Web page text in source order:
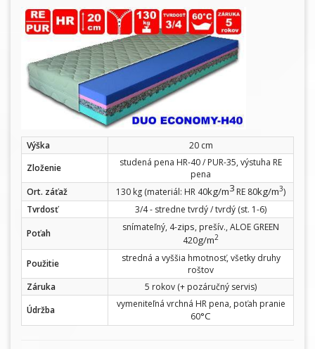
Výška
20 cm
Zloženie
studená pena HR-40 / PUR-35, výstuha RE
pena
Ort. záťaž
130 kg (materiál: HR 40kg/m3 RE 80kg/m3)
Tvrdosť
3/4 - stredne tvrdý / tvrdý (st. 1-6)
Poťah
snímateľný, 4-zips, prešív., ALOE GREEN
420g/m2
Použitie
stredná a vyššia hmotnosť, všetky druhy
roštov
Záruka
5 rokov (+ pozáručný servis)
Údržba
vymeniteľná vrchná HR pena, poťah pranie
60°C